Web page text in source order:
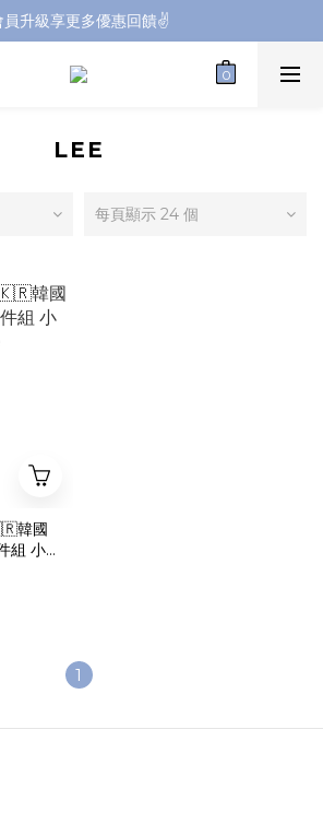
員升級享更多優惠回饋✌️
員升級享更多優惠回饋✌️
海外連線社團開放加入中📢
員升級享更多優惠回饋✌️
LEE
每頁顯示 24 個
韓國
組 小
1